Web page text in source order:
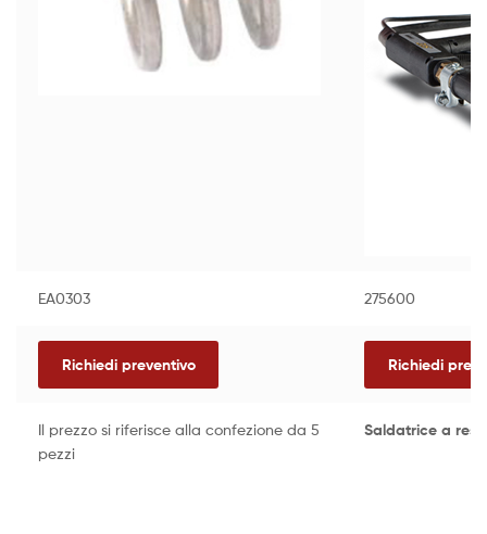
EA0303 275600
Richiedi preventivo Richiedi
Il prezzo si riferisce alla confezione da 5
pezzi
Saldatrice a